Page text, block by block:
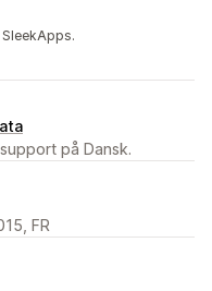
på Dansk.
FR